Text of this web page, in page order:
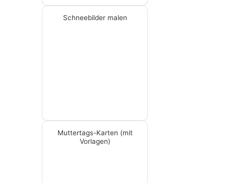
Schneebilder malen
Muttertags-Karten (mit
Vorlagen)